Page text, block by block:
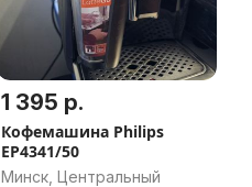
1 395 р.
Кофемашина Philips
EP4341/50
Минск, Центральный